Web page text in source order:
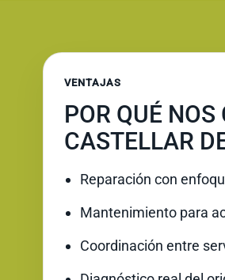
VENTAJAS
POR QUÉ
CASTELLAR
Reparación con
Mantenimiento para
Coordinación entre